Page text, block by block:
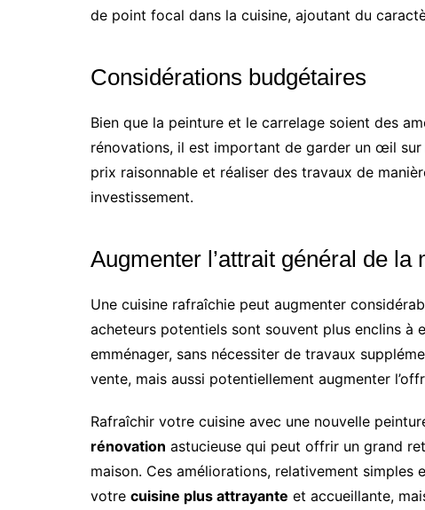
de point focal dans la cuisine, ajoutant du
Considérations budgétaires
Bien que la peinture et le carrelage soient des
rénovations, il est important de garder un œil
prix raisonnable et réaliser des travaux de
investissement.
Augmenter l’attrait général de la
Une cuisine rafraîchie peut augmenter
acheteurs potentiels sont souvent plus enclins à
emménager, sans nécessiter de travaux
vente, mais aussi potentiellement augmenter
Rafraîchir votre cuisine avec une nouvelle
rénovation astucieuse qui peut offrir un grand
maison. Ces améliorations, relativement
votre cuisine plus attrayante et accueillante,